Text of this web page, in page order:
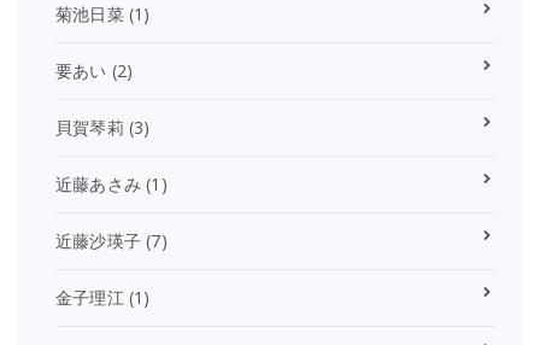
菊池日菜(1)
要あい (2)
貝賀琴莉 (3)
近藤あさみ (1)
近藤沙瑛子 (7)
金子理江 (1)